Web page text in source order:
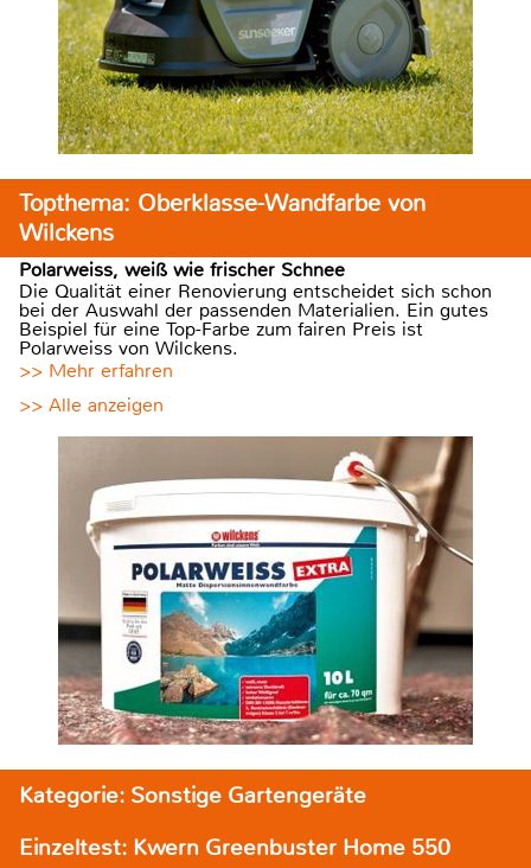
Topthema: Oberklasse-Wandfarbe von
Wilckens
Polarweiss, weiß wie frischer Schnee
Die Qualität einer Renovierung entscheidet sich schon
bei der Auswahl der passenden Materialien. Ein gutes
Beispiel für eine Top-Farbe zum fairen Preis ist
Polarweiss von Wilckens.
>> Mehr erfahren
>> Alle anzeigen
Kategorie: Sonstige Gartengeräte
Einzeltest: Kwern Greenbuster Home 550